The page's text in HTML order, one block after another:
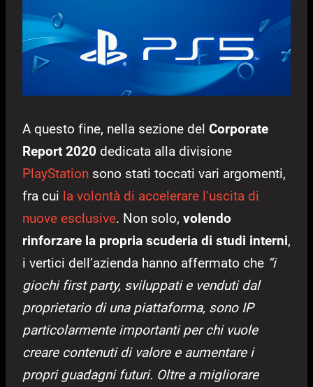
A questo fine, nella sezione del Corporate
Report 2020 dedicata alla divisione
PlayStation sono stati toccati vari argomenti,
fra cui la volontà di accelerare l’uscita di
nuove esclusive. Non solo, volendo
rinforzare la propria scuderia di studi interni,
i vertici dell’azienda hanno affermato che “i
giochi first party, sviluppati e venduti dal
proprietario di una piattaforma, sono IP
particolarmente importanti per chi vuole
creare contenuti di valore e aumentare i
propri guadagni futuri. Oltre a migliorare